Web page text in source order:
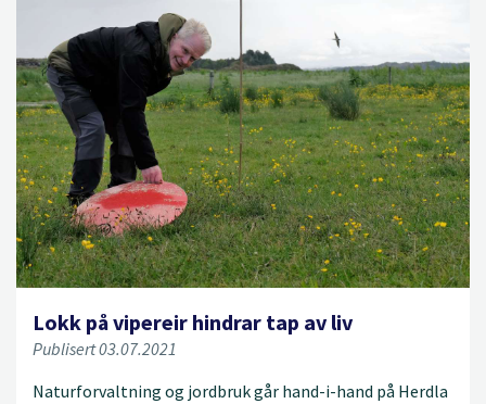
Lokk på vipereir hindrar tap av liv
Publisert 03.07.2021
Naturforvaltning og jordbruk går hand-i-hand på Herdla